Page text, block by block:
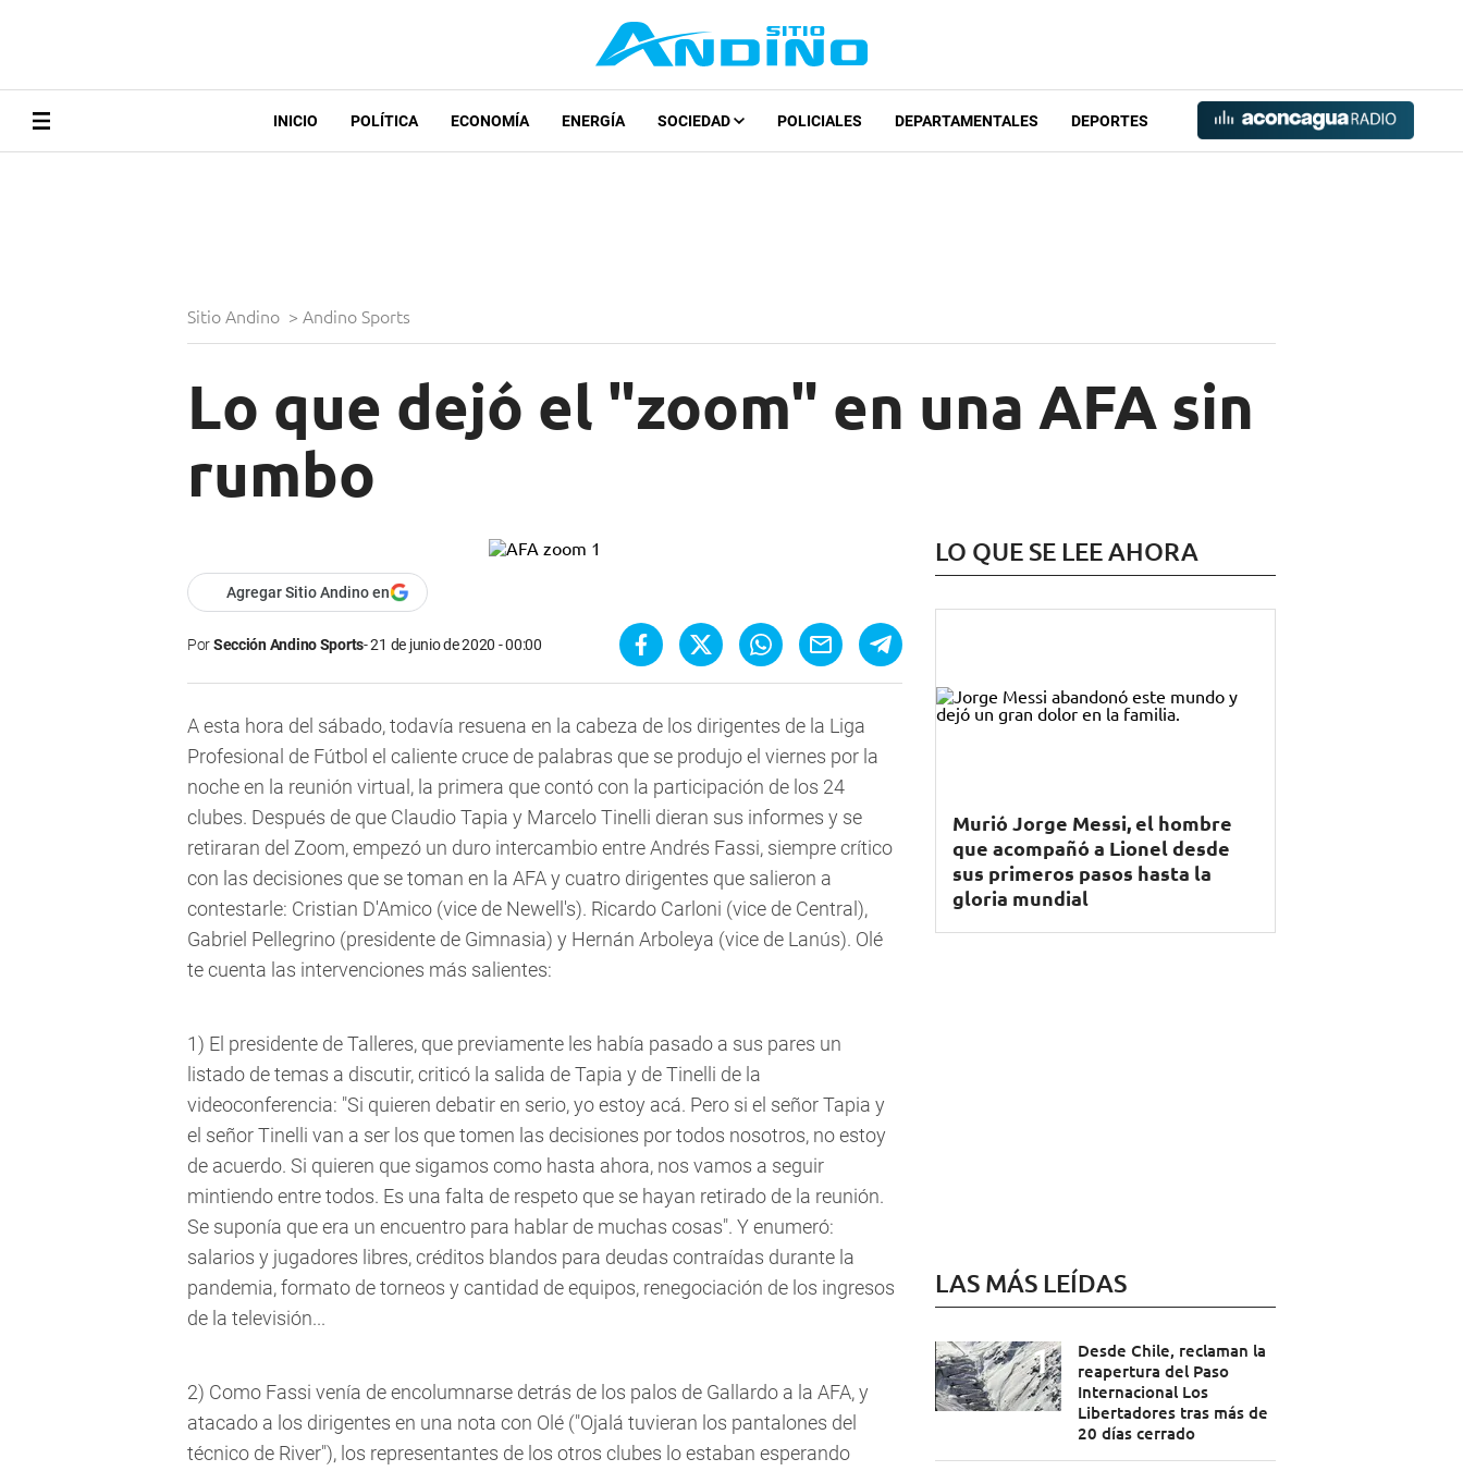
INICIO POLÍTICA ECONOMÍA ENERGÍA SOCIEDAD POLICIALES DEPARTAMENTALES DEPORTES
Sitio Andino > Andino Sports
Lo que dejó el "zoom" en una AFA sin
rumbo
Agregar Sitio Andino en
PorSección Andino Sports 21 de junio de 2020 - 00:00
A esta hora del sábado, todavía resuena en la cabeza de los dirigentes de la Liga
Profesional de Fútbol el caliente cruce de palabras que se produjo el viernes por la
noche en la reunión virtual, la primera que contó con la participación de los 24
clubes. Después de que Claudio Tapia y Marcelo Tinelli dieran sus informes y se
retiraran del Zoom, empezó un duro intercambio entre Andrés Fassi, siempre crítico
con las decisiones que se toman en la AFA y cuatro dirigentes que salieron a
contestarle: Cristian D'Amico (vice de Newell's). Ricardo Carloni (vice de Central),
Gabriel Pellegrino (presidente de Gimnasia) y Hernán Arboleya (vice de Lanús). Olé
te cuenta las intervenciones más salientes:
1) El presidente de Talleres, que previamente les había pasado a sus pares un
listado de temas a discutir, criticó la salida de Tapia y de Tinelli de la
videoconferencia: "Si quieren debatir en serio, yo estoy acá. Pero si el señor Tapia y
el señor Tinelli van a ser los que tomen las decisiones por todos nosotros, no estoy
de acuerdo. Si quieren que sigamos como hasta ahora, nos vamos a seguir
mintiendo entre todos. Es una falta de respeto que se hayan retirado de la reunión.
Se suponía que era un encuentro para hablar de muchas cosas". Y enumeró:
salarios y jugadores libres, créditos blandos para deudas contraídas durante la
pandemia, formato de torneos y cantidad de equipos, renegociación de los ingresos
de la televisión...
2) Como Fassi venía de encolumnarse detrás de los palos de Gallardo a la AFA, y
atacado a los dirigentes en una nota con Olé ("Ojalá tuvieran los pantalones del
técnico de River"), los representantes de los otros clubes lo estaban esperando
LO QUE SE LEE AHORA
Murió Jorge Messi, el hombre
que acompañó a Lionel desde
sus primeros pasos hasta la
gloria mundial
LAS MÁS LEÍDAS
Desde Chile, reclaman la
reapertura del Paso
Internacional Los
Libertadores tras más de
20 días cerrado